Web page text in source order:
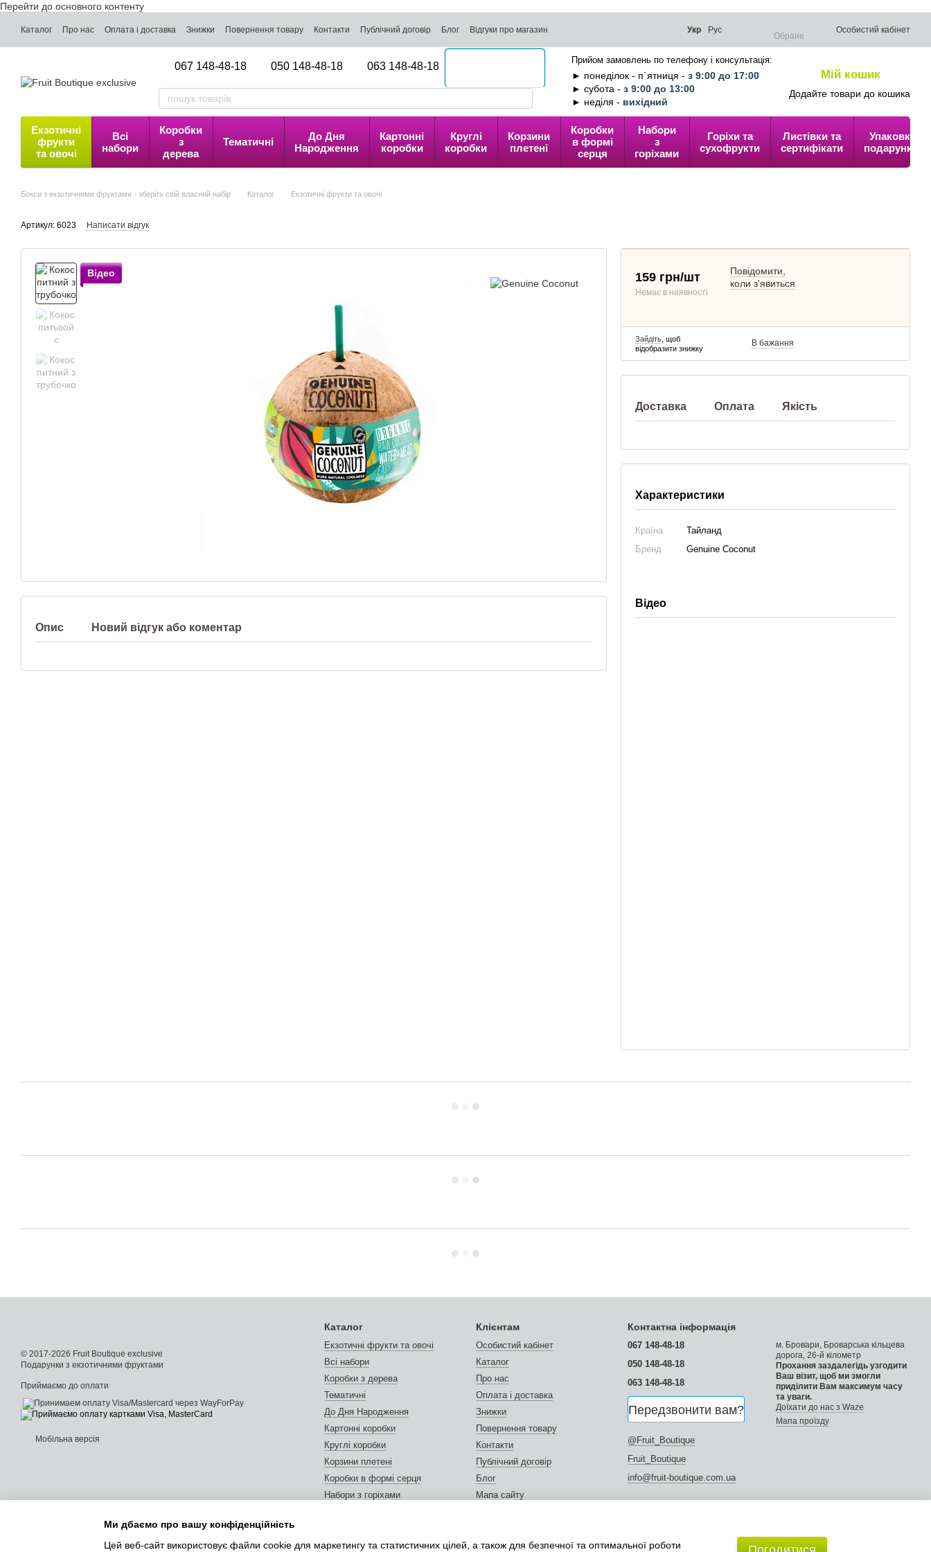
Перейти до основного контенту
Каталог Про нас Оплата і доставка Знижки Повернення товару Контакти Публічний договір Блог Відгуки про магазин Укр Рус
Обране
Особистий кабінет
067 148-48-18 050 148-48-18 063 148-48-18
Прийом замовлень по телефону і консультація:
► понеділок - п`ятниця - з 9:00 до 17:00
► субота - з 9:00 до 13:00
► неділя - вихідний
Мій кошик
Додайте товари до кошика
Екзотичні
фрукти
та овочі
Всі
набори
Коробки
з
дерева
Тематичні
До Дня
Народження
Картонні
коробки
Круглі
коробки
Корзини
плетені
Коробки
в формі
серця
Набори
з
горіхами
Горіхи та
сухофрукти
Листівки та
сертифікати
Упаковка
подарунків
Бокси з екзотичними фруктами - зберіть свій власний набір Каталог Екзотичні фрукти та овочі
Артикул: 6023 Написати відгук
Відео
Опис Новий відгук або коментар
159 грн/шт
Немає в наявності
Повідомити,
коли з'явиться
Зайдіть , щоб
відобразити знижку
В бажання
Доставка Оплата Якість
Характеристики
Країна
Тайланд
Бренд
Genuine Coconut
Відео
© 2017-2026 Fruit Boutique exclusive
Подарунки з екзотичними фруктами
Приймаємо до оплати
Мобільна версія
Каталог
Екзотичні фрукти та овочі
Всі набори
Коробки з дерева
Тематичні
До Дня Народження
Картонні коробки
Круглі коробки
Корзини плетені
Коробки в формі серця
Набори з горіхами
Упаковка подарунків
Клієнтам
Особистий кабінет
Каталог
Про нас
Оплата і доставка
Знижки
Повернення товару
Контакти
Публічний договір
Блог
Мапа сайту
Ми в соцмережах
Контактна інформація
067 148-48-18
050 148-48-18
063 148-48-18
Передзвонити вам?
@Fruit_Boutique
Fruit_Boutique
info@fruit-boutique.com.ua
м. Бровари, Броварська кільцева
дорога, 26-й кілометр
Прохання заздалегідь узгодити
Ваш візит, щоб ми змогли
приділити Вам максимум часу
та уваги.
Доїхати до нас з Waze
Мапа проїзду
Ми дбаємо про вашу конфіденційність
Цей веб-сайт використовує файли cookie для маркетингу та статистичних цілей, а також для безпечної та оптимальної роботи